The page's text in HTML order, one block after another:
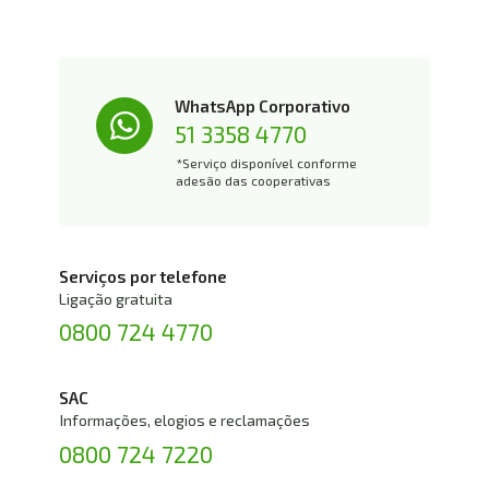
Serviços por telefone
Ligação gratuita
WhatsApp Corporativo
0800 724 4770
51 3358 4770
*Serviço disponível conforme
adesão das cooperativas
SAC
Informações, elogios e reclamações
0800 724 7220